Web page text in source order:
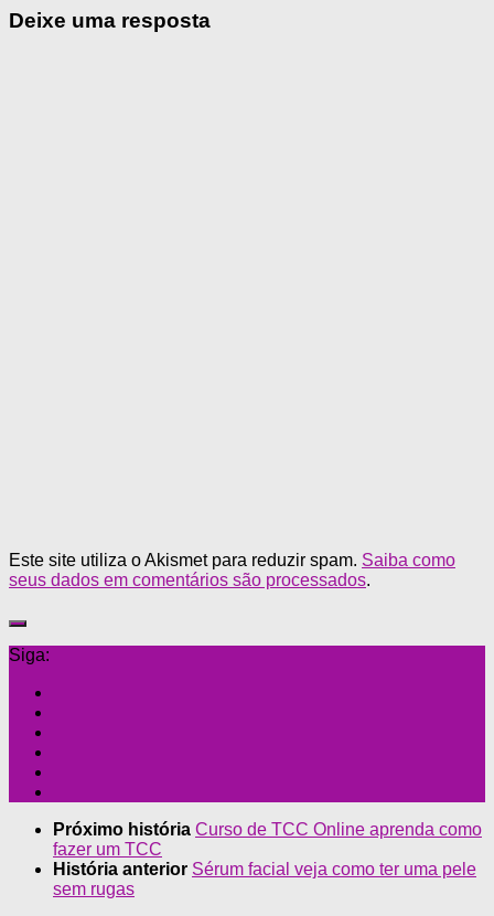
Deixe uma resposta
Este site utiliza o Akismet para reduzir spam. Saiba como
seus dados em comentários são processados.
Siga:
Próximo história Curso de TCC Online aprenda como
fazer um TCC
História anterior Sérum facial veja como ter uma pele
sem rugas